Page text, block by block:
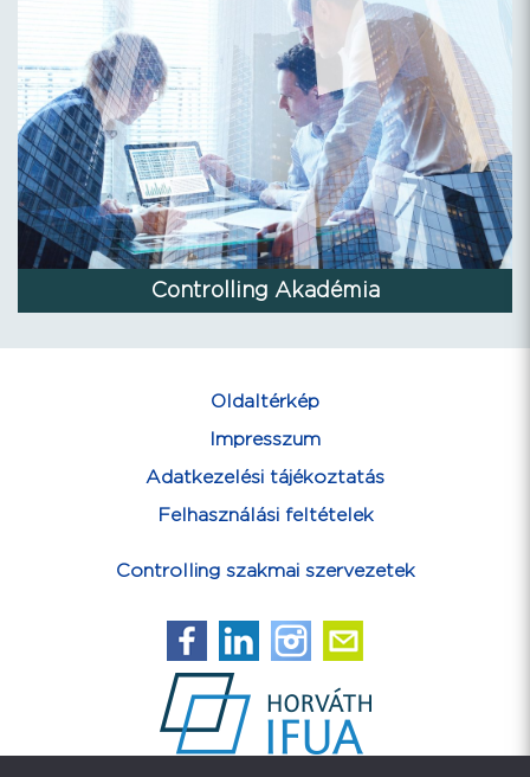
Controlling Akadémia
Oldaltérkép
Impresszum
Adatkezelési tájékoztatás
Felhasználási feltételek
Controlling szakmai szervezetek